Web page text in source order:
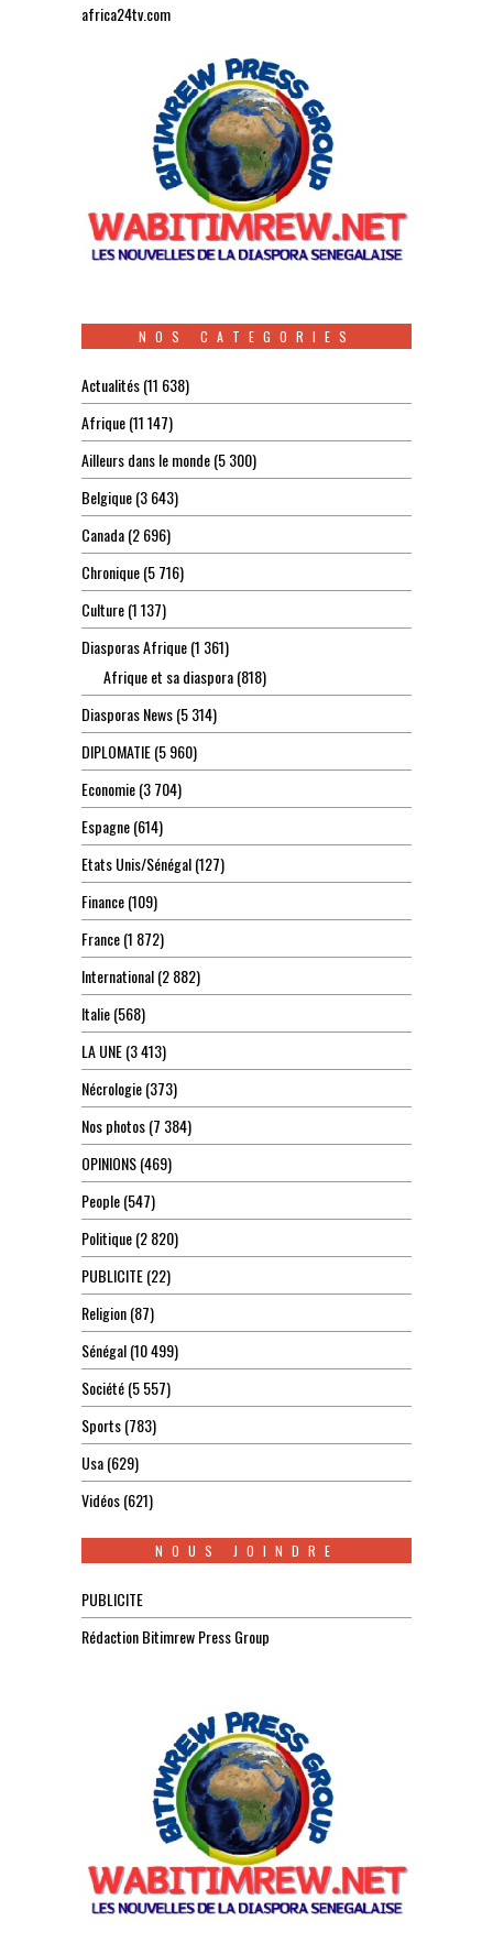
africa24tv.com
NOS CATEGORIES
Actualités(11 638)
Afrique(11 147)
Ailleurs dans le monde(5 300)
Belgique(3 643)
Canada(2 696)
Chronique(5 716)
Culture(1 137)
Diasporas Afrique(1 361)
Afrique et sa diaspora(818)
Diasporas News(5 314)
DIPLOMATIE(5 960)
Economie(3 704)
Espagne(614)
Etats Unis/Sénégal(127)
Finance(109)
France(1 872)
International(2 882)
Italie(568)
LA UNE(3 413)
Nécrologie(373)
Nos photos(7 384)
OPINIONS(469)
People(547)
Politique(2 820)
PUBLICITE(22)
Religion(87)
Sénégal(10 499)
Société(5 557)
Sports(783)
Usa(629)
Vidéos(621)
NOUS JOINDRE
PUBLICITE
Rédaction Bitimrew Press Group